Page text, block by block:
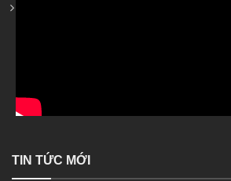
TIN TỨC MỚI